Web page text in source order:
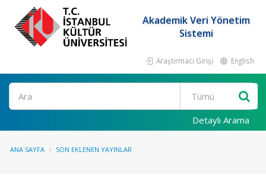
Akademik Veri Yönetim
Sistemi
Araştırmacı Girişi English
Ara
Detaylı Arama
ANA SAYFA SON EKLENEN YAYINLAR